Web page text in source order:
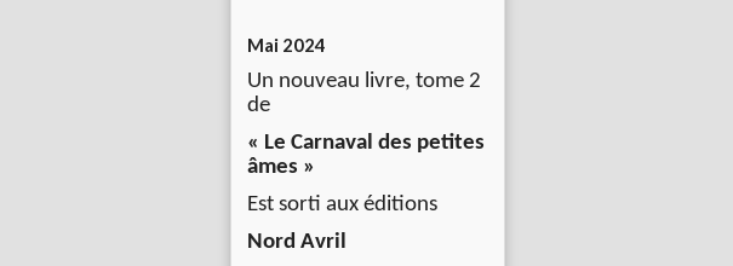
Mai 2024
Un nouveau livre, tome 2
de
« Le Carnaval des petites
âmes »
Est sorti aux éditions
Nord Avril